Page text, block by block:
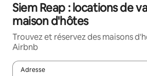
Siem Reap : locations de
maison d'hôtes
Trouvez et réservez des maisons
Airbnb
Adresse